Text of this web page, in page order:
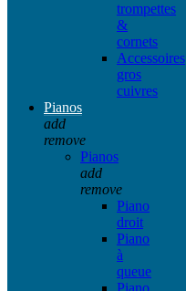
trompettes
&
cornets
Accessoires
gros
cuivres
Pianos
add
remove
Pianos
add
remove
Piano
droit
Piano
à
queue
Piano